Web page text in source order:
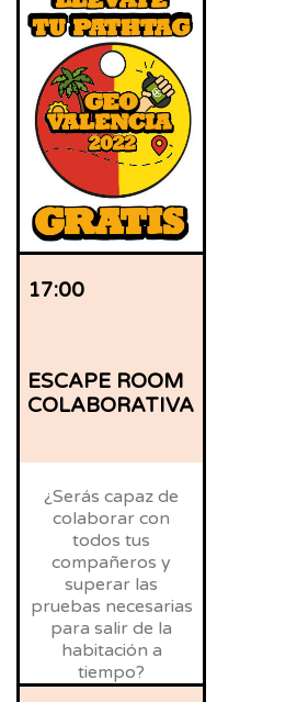
17:00
ESCAPE ROOM
COLABORATIVA
¿Serás capaz de
colaborar con
todos tus
compañeros y
superar las
pruebas necesarias
para salir de la
habitación a
tiempo?